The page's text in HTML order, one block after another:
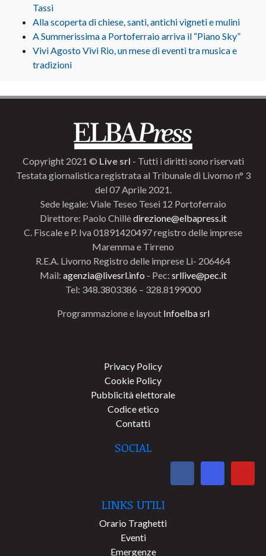
Tassi
Alla scoperta di chiese, santi, antichi vigneti e mulini
A Summerissima a Portoferraio arriva il “Piano Sky”
Vivi Agosto Vivi Rio, un mese di eventi tra musica e
tradizioni
Copyright 2021 © Live srl - Tutti i diritti sono riservati
Testata giornalistica registrata al Tribunale di Livorno n° 3
del 07 Aprile 2021.
Sede legale: Viale Teseo Tesei 12 Portoferraio
Direttore: Paolo Chillèdirezione@elbapress.it
C. Fiscale e P. Iva 01891420497 registro delle imprese
Maremma e Tirreno
R.E.A. Livorno Registro delle imprese Li- 206464
Mail: agenzia@livesrl.info - Pec: srllive@pec.it
Tel: 348.3803386 – 328.8199000
Programmazione e layout Infoelba srl
Privacy Policy
Cookie Policy
Pubblicità elettorale
Codice etico
Contatti
SOCIAL
LINKS UTILI
Orario Traghetti
Eventi
Emergenze